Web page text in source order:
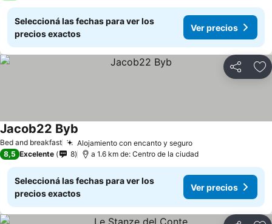
Seleccioná las fechas para ver los
precios exactos
Ver precios
Compartir
Bed and breakfast Alojamiento con encanto y seguro
Jacob22 Byb
8,5 Excelente 8 a 1.6 km de: Centro de la ciudad
Seleccioná las fechas para ver los
precios exactos
Ver precios